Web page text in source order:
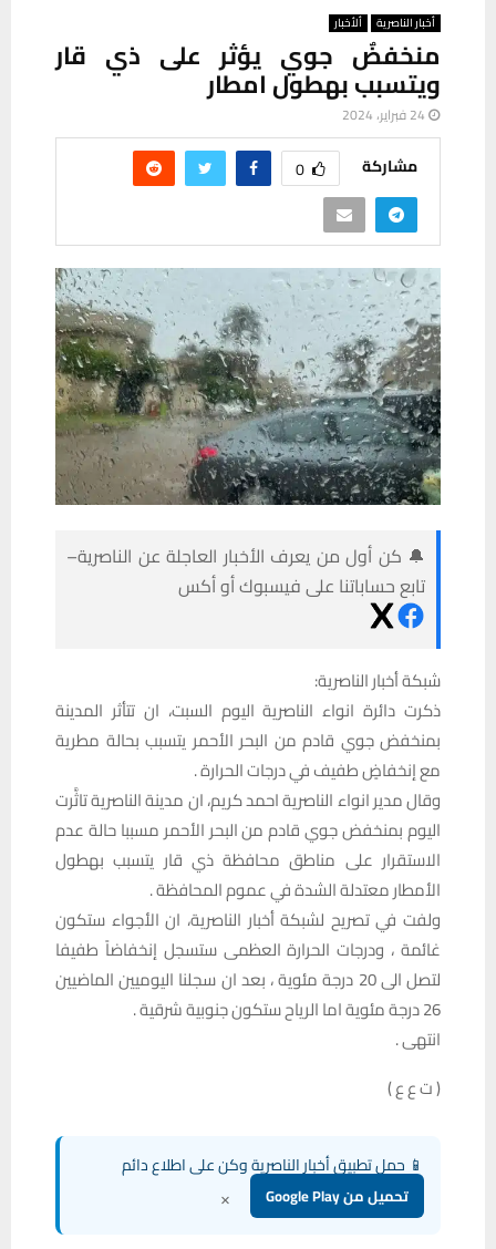
أخبار الناصرية ألأخبار
منخفضٌ جوي يؤثر على ذي قار
ويتسبب بهطول امطار
24 فبراير، 2024
مشاركة 0
🔔 كن أول من يعرف الأخبار العاجلة عن الناصرية–
تابع حساباتنا على فيسبوك أو أكس
شبكة أخبار الناصرية:
ذكرت دائرة انواء الناصرية اليوم السبت، ان تتأثر المدينة
بمنخفض جوي قادم من البحر الأحمر يتسبب بحالة مطرية
مع إنخفاضٍ طفيف في درجات الحرارة .
وقال مدير انواء الناصرية احمد كريم، ان مدينة الناصرية تاثَّرت
اليوم بمنخفض جوي قادم من البحر الأحمر مسببا حالة عدم
الاستقرار على مناطق محافظة ذي قار يتسبب بهطول
الأمطار معتدلة الشدة في عموم المحافظة .
ولفت في تصريح لشبكة أخبار الناصرية، ان الأجواء ستكون
غائمة ، ودرجات الحرارة العظمى ستسجل إنخفاضاً طفيفا
لتصل الى 20 درجة مئوية ، بعد ان سجلنا اليوميين الماضيين
26 درجة مئوية اما الرياح ستكون جنوبية شرقية .
انتهى .
( ت ع ع )
📱 حمل تطبيق أخبار الناصرية وكن على اطلاع دائم
تحميل من Google Play ×